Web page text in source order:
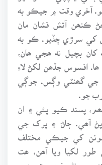
آخري وقت ۾ جيڪو به
ڪنھن آتش فشان مان
کي سرڙي ڇڏيو. ڪو به
بچيل نه ھجي ھان،
افسوس جڏھن لکڻ لاءِ
جي گھنٽي وڳس. جوڳي
رب جو.
پسند ڪيو پئي ۽ ان
آھي. ڄاڻ ۽ پرک جي
کي جيڪي مختلف
طور لکيا ويا آھن، ھت
جي تاريخ درست رھي.